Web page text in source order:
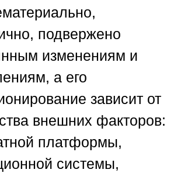
подвержено
изменениям и
а его
зависит от
внешних факторов:
платформы,
системы,